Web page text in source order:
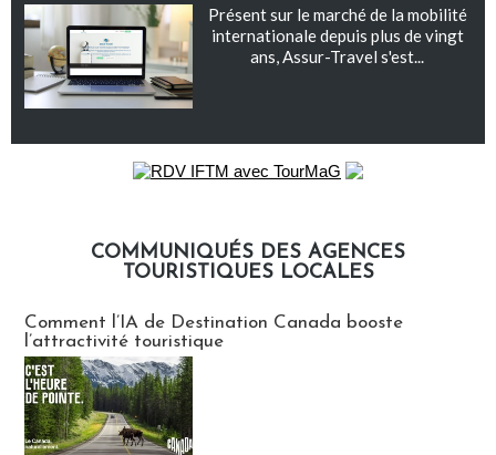
Présent sur le marché de la mobilité
internationale depuis plus de vingt
ans, Assur-Travel s'est...
COMMUNIQUÉS DES AGENCES
TOURISTIQUES LOCALES
Comment l’IA de Destination Canada booste
l’attractivité touristique